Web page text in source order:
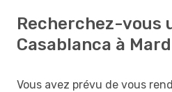
Recherchez-vous
Casablanca à
Vous avez prévu de vous